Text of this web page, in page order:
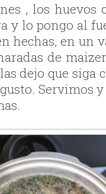
, los huevos
y lo pongo al
hechas, en un
de
dejo que siga
Servimos